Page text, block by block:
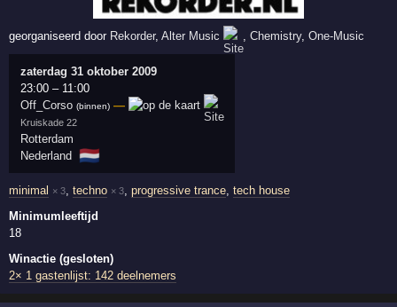
georganiseerd door Rekorder,Alter Music ,Chemistry,One-Music
zaterdag 31 oktober 2009
23:00 – 11:00
Off_Corso (binnen) —
Kruiskade 22
Rotterdam
Nederland 🇳🇱
minimal × 3 ,techno × 3 ,progressive trance ,tech house
Minimumleeftijd
18
Winactie (gesloten)
2× 1 gastenlijst: 142 deelnemers